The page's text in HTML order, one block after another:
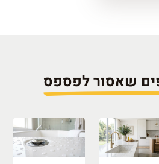
שאסור לפספס